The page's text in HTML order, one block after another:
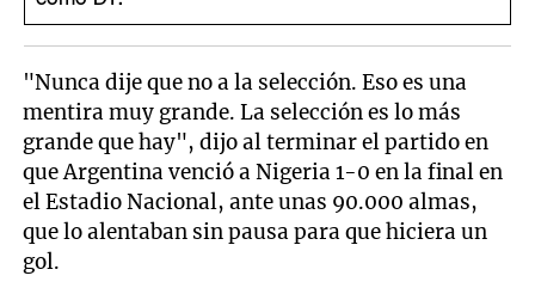
"Nunca dije que no a la selección. Eso es una
mentira muy grande. La selección es lo más
grande que hay", dijo al terminar el partido en
que Argentina venció a Nigeria 1-0 en la final en
el Estadio Nacional, ante unas 90.000 almas,
que lo alentaban sin pausa para que hiciera un
gol.